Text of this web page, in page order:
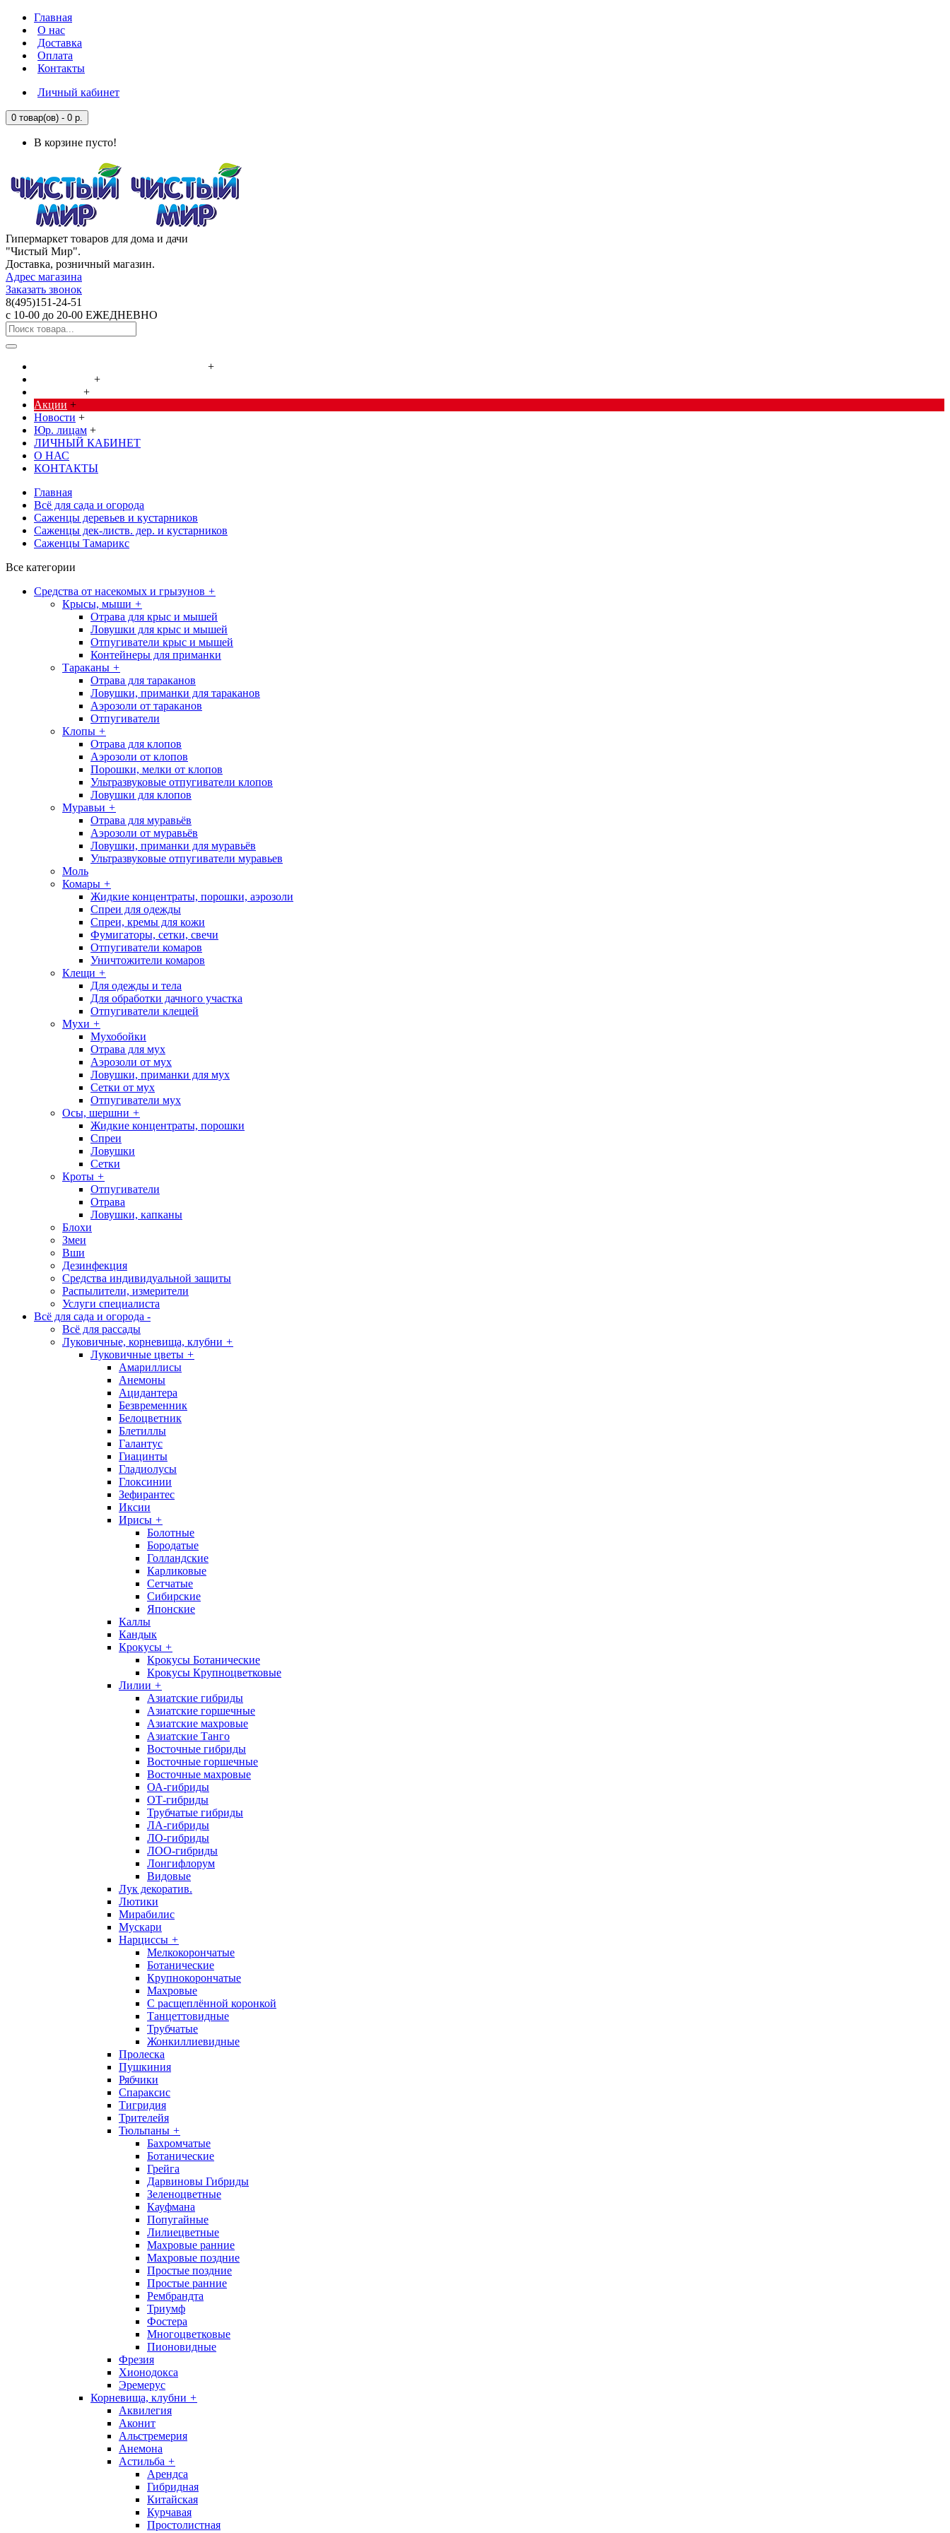
Главная
О нас
Доставка
Оплата
Контакты
Личный кабинет
0 товар(ов) - 0 р.
В корзине пусто!
Гипермаркет товаров для дома и дачи
"Чистый Мир".
Доставка, розничный магазин.
Адрес магазина
Заказать звонок
8(495)151-24-51
с 10-00 до 20-00 ЕЖЕДНЕВНО
+
+
+
Акции +
Новости +
Юр. лицам +
ЛИЧНЫЙ КАБИНЕТ
О НАС
КОНТАКТЫ
Главная
Всё для сада и огорода
Саженцы деревьев и кустарников
Саженцы дек-листв. дер. и кустарников
Саженцы Тамарикс
Все категории
Cредства от насекомых и грызунов +
Крысы, мыши +
Отрава для крыс и мышей
Ловушки для крыс и мышей
Отпугиватели крыс и мышей
Контейнеры для приманки
Тараканы +
Отрава для тараканов
Ловушки, приманки для тараканов
Аэрозоли от тараканов
Отпугиватели
Клопы +
Отрава для клопов
Аэрозоли от клопов
Порошки, мелки от клопов
Ультразвуковые отпугиватели клопов
Ловушки для клопов
Муравьи +
Отрава для муравьёв
Аэрозоли от муравьёв
Ловушки, приманки для муравьёв
Ультразвуковые отпугиватели муравьев
Моль
Комары +
Жидкие концентраты, порошки, аэрозоли
Спреи для одежды
Спреи, кремы для кожи
Фумигаторы, сетки, свечи
Отпугиватели комаров
Уничтожители комаров
Клещи +
Для одежды и тела
Для обработки дачного участка
Отпугиватели клещей
Мухи +
Мухобойки
Отрава для мух
Аэрозоли от мух
Ловушки, приманки для мух
Сетки от мух
Отпугиватели мух
Осы, шершни +
Жидкие концентраты, порошки
Спреи
Ловушки
Сетки
Кроты +
Отпугиватели
Отрава
Ловушки, капканы
Блохи
Змеи
Вши
Дезинфекция
Средства индивидуальной защиты
Распылители, измерители
Услуги специалиста
Всё для сада и огорода -
Всё для рассады
Луковичные, корневища, клубни +
Луковичные цветы +
Амариллисы
Анемоны
Ацидантера
Безвременник
Белоцветник
Блетиллы
Галантус
Гиацинты
Гладиолусы
Глоксинии
Зефирантес
Иксии
Ирисы +
Болотные
Бородатые
Голландские
Карликовые
Сетчатые
Сибирские
Японские
Каллы
Кандык
Крокусы +
Крокусы Ботанические
Крокусы Крупноцветковые
Лилии +
Азиатские гибриды
Азиатские горшечные
Азиатские махровые
Азиатские Танго
Восточные гибриды
Восточные горшечные
Восточные махровые
ОА-гибриды
ОТ-гибриды
Трубчатые гибриды
ЛА-гибриды
ЛО-гибриды
ЛОО-гибриды
Лонгифлорум
Видовые
Лук декоратив.
Лютики
Мирабилис
Мускари
Нарциссы +
Мелкокорончатые
Ботанические
Крупнокорончатые
Махровые
С раcщеплённой коронкой
Танцеттовидные
Трубчатые
Жонкиллиевидные
Пролеска
Пушкиния
Рябчики
Спараксис
Тигридия
Трителейя
Тюльпаны +
Бахромчатые
Ботанические
Грейга
Дарвиновы Гибриды
Зеленоцветные
Кауфмана
Попугайные
Лилиецветные
Махровые ранние
Махровые поздние
Простые поздние
Простые ранние
Рембрандта
Триумф
Фостера
Многоцветковые
Пионовидные
Фрезия
Хионодокса
Эремерус
Корневища, клубни +
Аквилегия
Аконит
Альстремерия
Анемона
Астильба +
Арендса
Гибридная
Китайская
Курчавая
Простолистная